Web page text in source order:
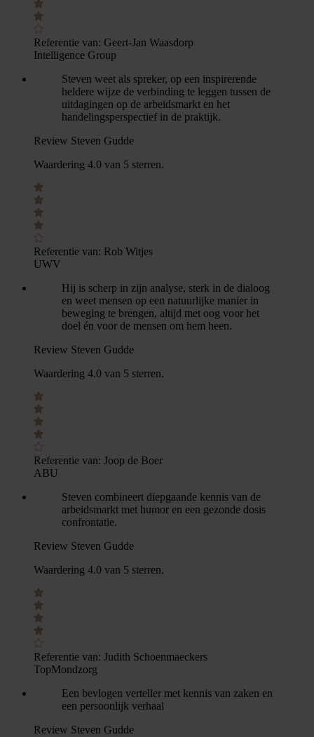
Referentie van: Geert-Jan Waasdorp
Intelligence Group
Steven weet als spreker, op een inspirerende
heldere wijze de verbinding te leggen tussen de
uitdagingen op de arbeidsmarkt en het
handelingsperspectief in de praktijk.
Review Steven Gudde
Waardering 4.0 van 5 sterren.
Referentie van: Rob Witjes
UWV
Hij is scherp in zijn analyse, sterk in de dialoog
en weet mensen op een natuurlijke manier in
beweging te brengen, altijd met oog voor het
doel én voor de mensen om hem heen.
Review Steven Gudde
Waardering 4.0 van 5 sterren.
Referentie van: Joop de Boer
ABU
Steven combineert diepgaande kennis van de
arbeidsmarkt met humor en een gezonde dosis
confrontatie.
Review Steven Gudde
Waardering 4.0 van 5 sterren.
Referentie van: Judith Schoenmaeckers
TopMondzorg
Een bevlogen verteller met kennis van zaken en
een persoonlijk verhaal
Review Steven Gudde